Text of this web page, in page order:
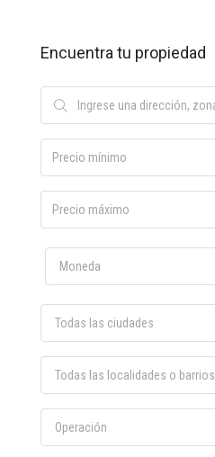
Encuentra tu propiedad
Moneda
Todas las ciudades
Todas las localidades o barrios
Operación